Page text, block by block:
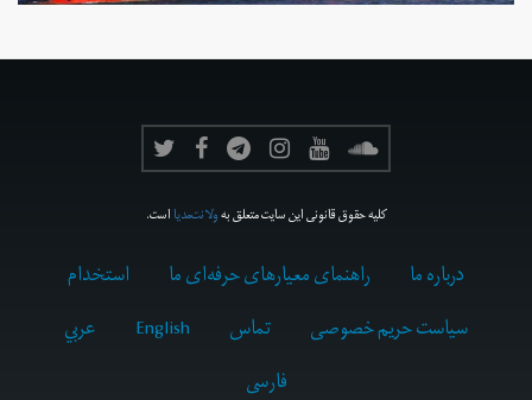
کلیه حقوق قانونی این سایت متعلق بهولانت‌مدیااست.
درباره ما راهنمای معیارهای حرفه‌ای ما
استخدام
سیاست حریم خصوصی
تماس English
عربي
فارسى